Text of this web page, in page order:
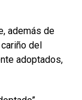
además de
del
adoptados,